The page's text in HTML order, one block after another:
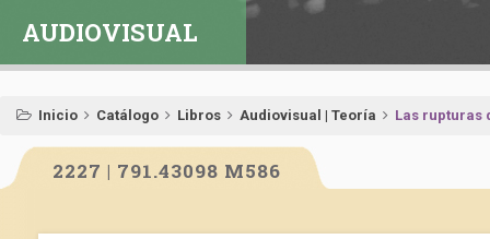
AUDIOVISUAL
Inicio Catálogo Libros Audiovisual | Teoría Las rupturas
2227 | 791.43098 M586